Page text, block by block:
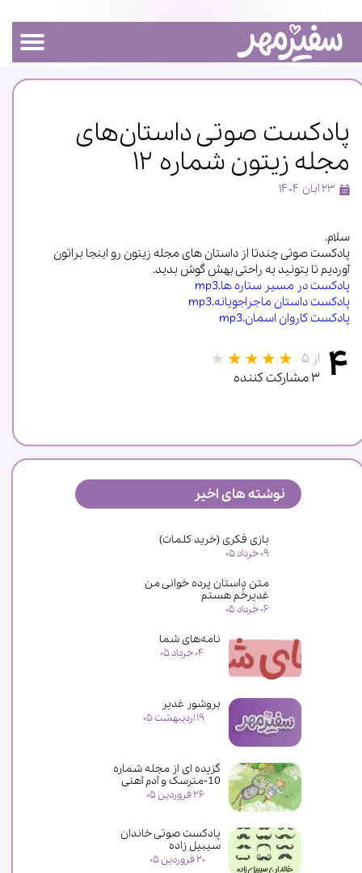
پادکست صوتی داستان‌های
مجله زیتون شماره ۱۲
۲۳ آبان ۱۴۰۴
سلام.
پادکست صوتی چندتا از داستان های مجله زیتون رو اینجا براتون
آوردیم تا بتونید به راحتی بهش گوش بدید.
پادکست در مسیر ستاره ها.mp3
پادکست داستان ماجراجویانه.mp3
پادکست کاروان اسمان.mp3
۴ از ۵
۳ مشارکت کننده
نوشته های اخیر
بازی فکری (خرید کلمات)
۰۹ خرداد ۰۵
متن داستان پرده خوانی من
غدیرخُم هستم
۰۶ خرداد ۰۵
نامه‌های شما
۰۴ خرداد ۰۵
بروشور غدیر
۱۹ اردیبهشت ۰۵
گزیده ای از مجله شماره
10-مترسک و آدم آهنی
۲۶ فروردین ۰۵
پادکست صوتی خاندان
سیبیل زاده
۲۰ فروردین ۰۵